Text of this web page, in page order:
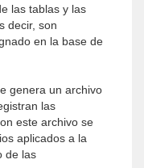
las tablas y las
decir, son
en la base de
genera un archivo
las
este archivo se
aplicados a la
de las